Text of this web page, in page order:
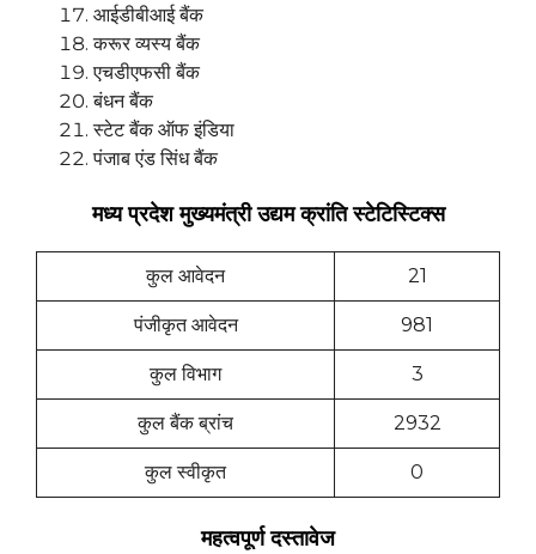
आईडीबीआई बैंक
करूर व्यस्य बैंक
एचडीएफसी बैंक
बंधन बैंक
स्टेट बैंक ऑफ इंडिया
पंजाब एंड सिंध बैंक
मध्य प्रदेश मुख्यमंत्री उद्यम क्रांति स्टेटिस्टिक्स
कुल आवेदन 21
पंजीकृत आवेदन 981
कुल विभाग 3
कुल बैंक ब्रांच 2932
कुल स्वीकृत 0
महत्वपूर्ण दस्तावेज